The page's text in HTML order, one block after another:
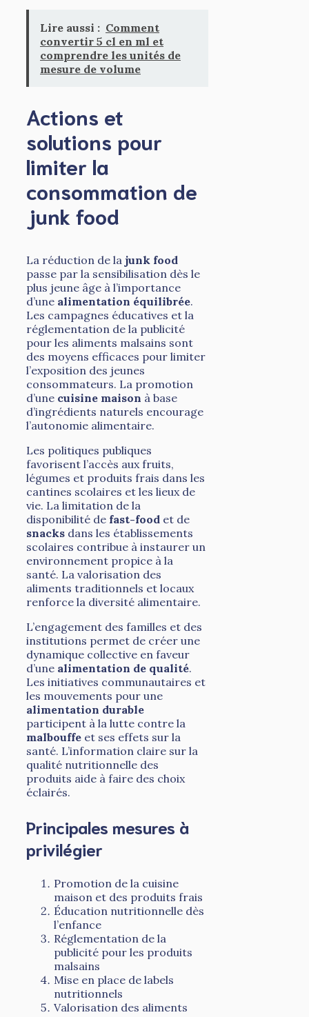
Lire aussi : Comment
convertir 5 cl en ml et
comprendre les unités de
mesure de volume
Actions et
solutions pour
limiter la
consommation de
junk food
La réduction de la junk food
passe par la sensibilisation dès le
plus jeune âge à l’importance
d’une alimentation équilibrée.
Les campagnes éducatives et la
réglementation de la publicité
pour les aliments malsains sont
des moyens efficaces pour limiter
l’exposition des jeunes
consommateurs. La promotion
d’une cuisine maison à base
d’ingrédients naturels encourage
l’autonomie alimentaire.
Les politiques publiques
favorisent l’accès aux fruits,
légumes et produits frais dans les
cantines scolaires et les lieux de
vie. La limitation de la
disponibilité de fast-food et de
snacks dans les établissements
scolaires contribue à instaurer un
environnement propice à la
santé. La valorisation des
aliments traditionnels et locaux
renforce la diversité alimentaire.
L’engagement des familles et des
institutions permet de créer une
dynamique collective en faveur
d’une alimentation de qualité.
Les initiatives communautaires et
les mouvements pour une
alimentation durable
participent à la lutte contre la
malbouffe et ses effets sur la
santé. L’information claire sur la
qualité nutritionnelle des
produits aide à faire des choix
éclairés.
Principales mesures à
privilégier
Promotion de la cuisine
maison et des produits frais
Éducation nutritionnelle dès
l’enfance
Réglementation de la
publicité pour les produits
malsains
Mise en place de labels
nutritionnels
Valorisation des aliments